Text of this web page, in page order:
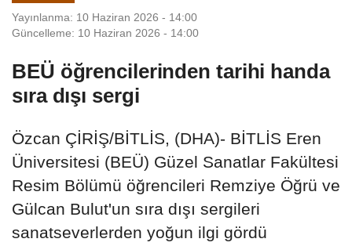
Yayınlanma: 10 Haziran 2026 - 14:00
Güncelleme: 10 Haziran 2026 - 14:00
BEÜ öğrencilerinden tarihi handa
sıra dışı sergi
Özcan ÇİRİŞ/BİTLİS, (DHA)- BİTLİS Eren
Üniversitesi (BEÜ) Güzel Sanatlar Fakültesi
Resim Bölümü öğrencileri Remziye Öğrü ve
Gülcan Bulut'un sıra dışı sergileri
sanatseverlerden yoğun ilgi gördü